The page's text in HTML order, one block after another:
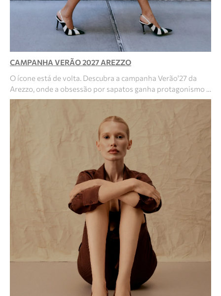
CAMPANHA VERÃO 2027 AREZZO
O ícone está de volta. Descubra a campanha Verão'27 da
Arezzo, onde a obsessão por sapatos ganha protagonismo …